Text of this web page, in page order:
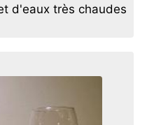
d'eaux très chaudes